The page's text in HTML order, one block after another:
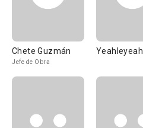
Chete Guzmán
Jefe de Obra
Yeahleyeah